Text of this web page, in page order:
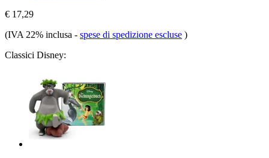
€ 17,29
(IVA 22% inclusa - spese di spedizione escluse )
Classici Disney: